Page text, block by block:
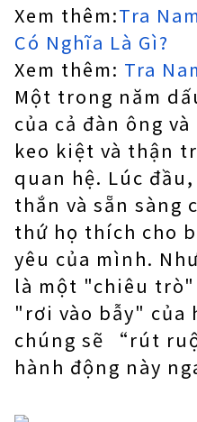
Xem thêm:Tra
Có Nghĩa Là Gì?
Xem thêm: Tra
Một trong năm
của cả đàn ông
keo kiệt và thận
quan hệ. Lúc
thắn và sẵn sàng
thứ họ thích cho
yêu của mình.
là một "chiêu trò"
"rơi vào bẫy" của
chúng sẽ “rút
hành động này